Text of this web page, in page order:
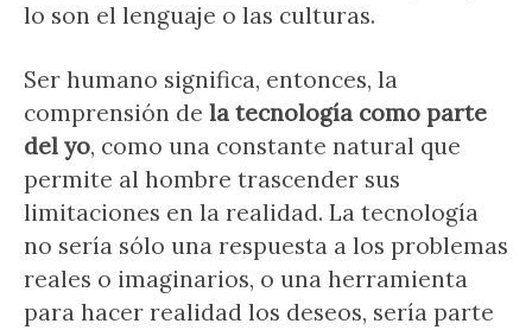
lo son el lenguaje o las culturas.
Ser humano significa, entonces, la
comprensión de la tecnología como parte
del yo, como una constante natural que
permite al hombre trascender sus
limitaciones en la realidad. La tecnología
no sería sólo una respuesta a los problemas
reales o imaginarios, o una herramienta
para hacer realidad los deseos, sería parte